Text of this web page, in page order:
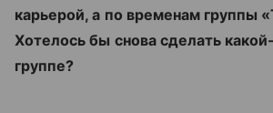
карьерой, а по временам группы
Хотелось бы снова сделать
группе?